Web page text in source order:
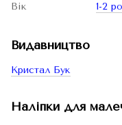
Вік
1-2
Видавництво
Кристал Бук
Наліпки для